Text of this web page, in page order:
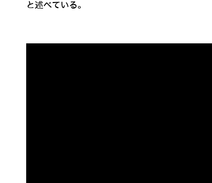
と述べている。